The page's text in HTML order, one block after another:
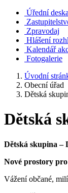
Úřední deska
Zpravodaj
Hlášení
Kalendář
Fotogalerie
Úvodní
Obecní úřad
Dětská
Dětská
Dětská skupina –
Nové prostory
Vážení občané,